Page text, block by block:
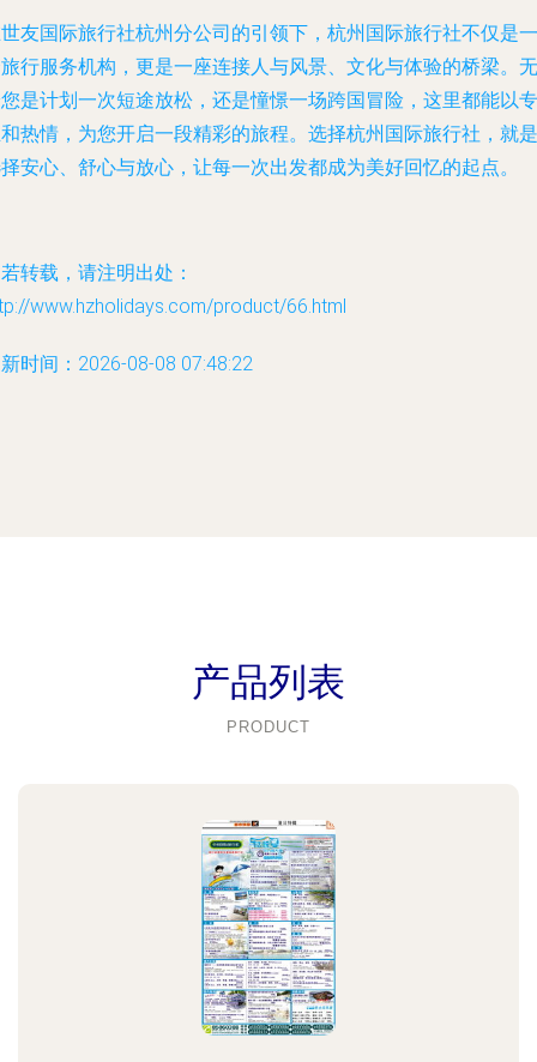
友国际旅行社杭州分公司的引领下，杭州国际旅行社不仅是一
行服务机构，更是一座连接人与风景、文化与体验的桥梁。无
是计划一次短途放松，还是憧憬一场跨国冒险，这里都能以专
热情，为您开启一段精彩的旅程。选择杭州国际旅行社，就是
安心、舒心与放心，让每一次出发都成为美好回忆的起点。
转载，请注明出处：
www.hzholidays.com/product/66.html
时间：2026-08-08 07:48:22
产品列表
PRODUCT